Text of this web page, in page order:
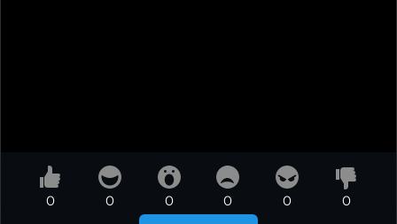
0 0 0 0 0
0